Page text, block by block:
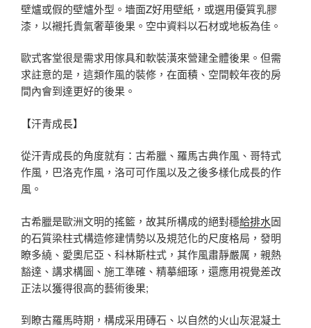
壁爐或假的壁爐外型。墻面Z好用壁紙，或選用優質乳膠
漆，以襯托貴氣奢華後果。空中資料以石材或地板為佳。
歐式客堂很是需求用傢具和軟裝潢來營建全體後果。但需
求註意的是，這類作風的裝修，在面積、空間較年夜的房
間內會到達更好的後果。
【汗青成長】
從汗青成長的角度就有：古希臘、羅馬古典作風、哥特式
作風，巴洛克作風，洛可可作風以及之後多樣化成長的作
風。
古希臘是歐洲文明的搖籃，故其所構成的絕對穩給排水固
的石質梁柱式構造修建情勢以及規范化的尺度格局，發明
瞭多繞、愛奧尼亞、科林斯柱式，其作風肅靜嚴厲，親熱
豁達、講求構圖、施工準確、精摹細琢，還應用視覺差改
正法以獲得很高的藝術後果;
到瞭古羅馬時期，構成采用磚石、以自然的火山灰混凝土